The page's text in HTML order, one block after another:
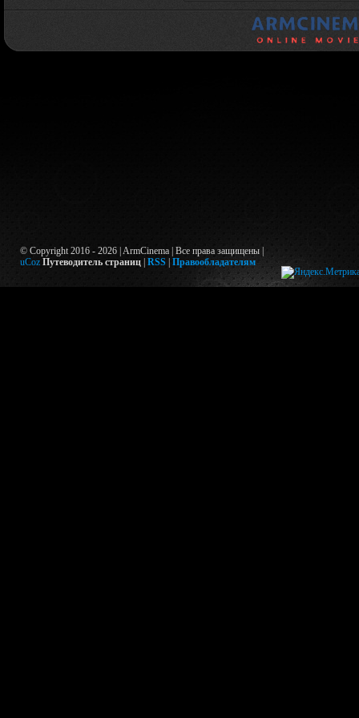
© Copyright 2016 - 2026 | ArmCinema | Все права защищены |
uCoz Путеводитель страниц RSS Правообладателям